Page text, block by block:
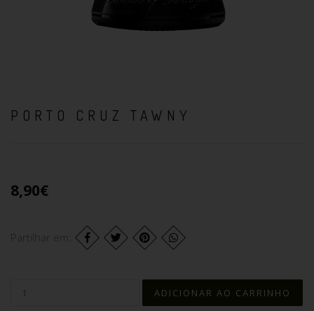
PORTO CRUZ TAWNY
8,90€
Partilhar em: